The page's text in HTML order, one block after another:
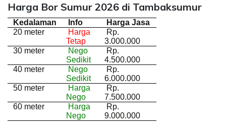
Harga Bor Sumur 2026 di Tambaksumur
Kedalaman Info
Harga Jasa
20 meter
Harga
Tetap
Rp.
3.000.000
30 meter
Nego
Sedikit
Rp.
4.500.000
40 meter
Nego
Sedikit
Rp.
6.000.000
50 meter
Harga
Nego
Rp.
7.500.000
60 meter
Harga
Nego
Rp.
9.000.000